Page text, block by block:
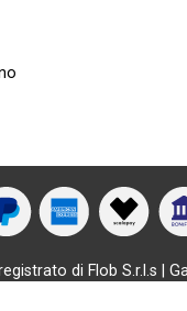
di Flob S.r.l.s |